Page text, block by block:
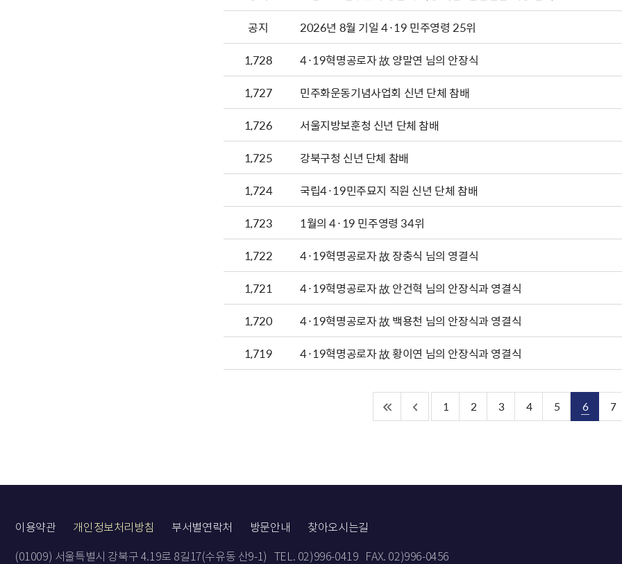
공지
2026년 8월 기일 4·19 민주영령 25위
1,728
4·19혁명공로자 故 양말연 님의 안장식
1,727
민주화운동기념사업회 신년 단체 참배
1,726
서울지방보훈청 신년 단체 참배
1,725
강북구청 신년 단체 참배
1,724
국립4·19민주묘지 직원 신년 단체 참배
1,723
1월의 4·19 민주영령 34위
1,722
4·19혁명공로자 故 장충식 님의 영결식
1,721
4·19혁명공로자 故 안건혁 님의 안장식과 영결식
1,720
4·19혁명공로자 故 백용천 님의 안장식과 영결식
1,719
4·19혁명공로자 故 황이연 님의 안장식과 영결식
1 2 3 4 5 6 7
이용약관 개인정보처리방침 부서별연락처 방문안내 찾아오시는길
(01009) 서울특별시 강북구 4.19로 8길17(수유동 산9-1) TEL. 02)996-0419 FAX. 02)996-0456